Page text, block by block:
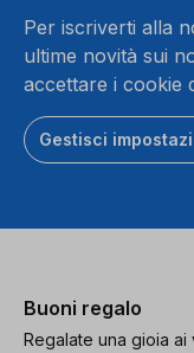
Per iscriverti alla
ultime novità sui
accettare i cookie
Gestisci
Buoni regalo
Regalate una gioia